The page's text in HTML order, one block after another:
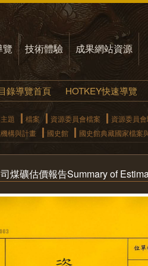
覽 技術體驗 成果網站資源
錄導覽首頁 HOTKEY快速導覽
題 檔案 資源委員會檔案
資源委員
構與計畫 國史館 國史館典藏國家檔案
煤礦估價報告Summary of